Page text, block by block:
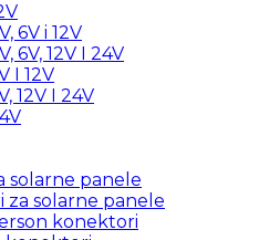
6V i 12V
6V, 12V I 24V
I 12V
12V I 24V
solarne panele
za solarne panele
konektori